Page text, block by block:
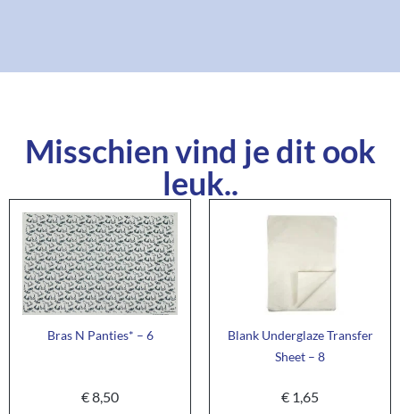
Misschien vind je dit ook
leuk..
Bras N Panties* – 6
€8,50
Blank Underglaze Transfer
Sheet – 8
€ 1,65